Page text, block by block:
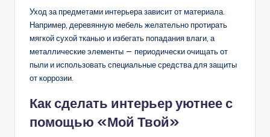
Уход за предметами интерьера зависит от материала.
Например, деревянную мебель желательно протирать
мягкой сухой тканью и избегать попадания влаги, а
металлические элементы — периодически очищать от
пыли и использовать специальные средства для защиты
от коррозии.
Как сделать интерьер уютнее с
помощью «Мой Твой»